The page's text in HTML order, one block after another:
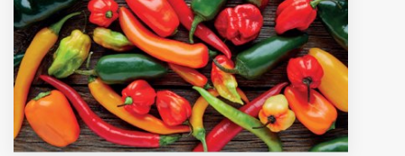
Inviateci le vostre segnalazioni
Iscriviti alla newsletter
www.viveremilano.info
Fondato e diretto da Enzo De
Bernardis